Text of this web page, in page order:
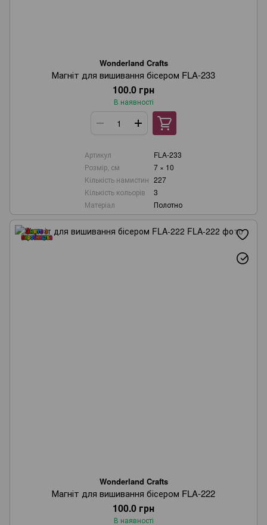
Wonderland Crafts
Магніт для вишивання бісером FLA-233
100.0 грн
В наявності
Артикул
FLA-233
Розмір, см
7 × 10
Кількість намистин 227
Кількість кольорів
3
Матеріал
Полотно
Wonderland Crafts
Магніт для вишивання бісером FLA-222
100.0 грн
В наявності